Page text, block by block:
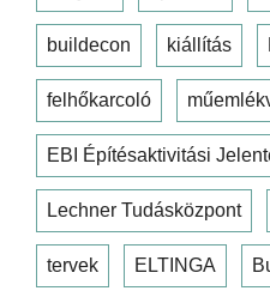
buildecon kiállítás
felhőkarcoló
EBI Építésaktivitási
Lechner Tudásközpont
tervek ELTINGA